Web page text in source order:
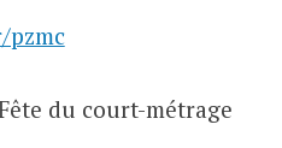
du court-métrage